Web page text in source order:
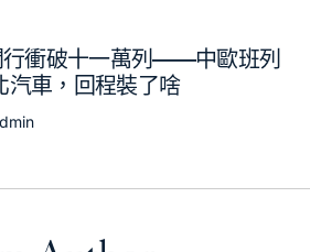
行衝破十一萬列——中歐班列
汽車，回程裝了啥